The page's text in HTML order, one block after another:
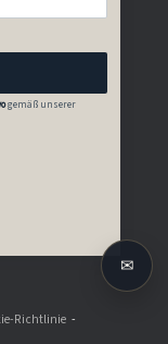
gemäß unserer
Richtlinie
✉